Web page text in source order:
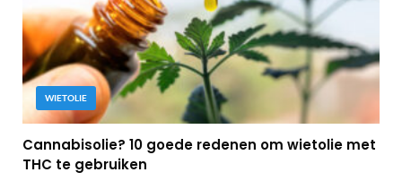
WIETOLIE
Cannabisolie? 10 goede redenen om wietolie met
THC te gebruiken